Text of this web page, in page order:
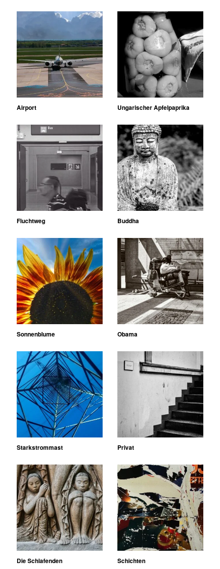
Airport Ungarischer Apfelpaprika
Fluchtweg Buddha
Sonnenblume Obama
Starkstrommast Privat
Die Schlafenden Schichten